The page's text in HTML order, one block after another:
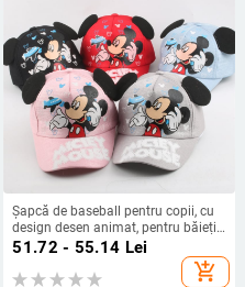
Șapcă de baseball pentru copii, cu
design desen animat, pentru băieți
și fete, protecție solară, din bumbac-
51.72 - 55.14 Lei
add_shopping_cart